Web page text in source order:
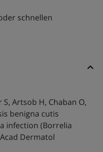
schnellen
Artsob H, Chaban O,
benigna cutis
infection (Borrelia
Dermatol